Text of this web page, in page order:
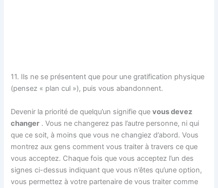
11. Ils ne se présentent que pour une gratification physique
(pensez « plan cul »), puis vous abandonnent.
Devenir la priorité de quelqu’un signifie quevous devez
changer . Vous ne changerez pas l’autre personne, ni qui
que ce soit, à moins que vous ne changiez d’abord. Vous
montrez aux gens comment vous traiter à travers ce que
vous acceptez. Chaque fois que vous acceptez l’un des
signes ci-dessus indiquant que vous n’êtes qu’une option,
vous permettez à votre partenaire de vous traiter comme